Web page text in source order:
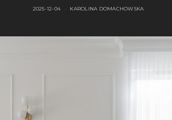
2025-12-04 KAROLINA DOMACHOWSKA